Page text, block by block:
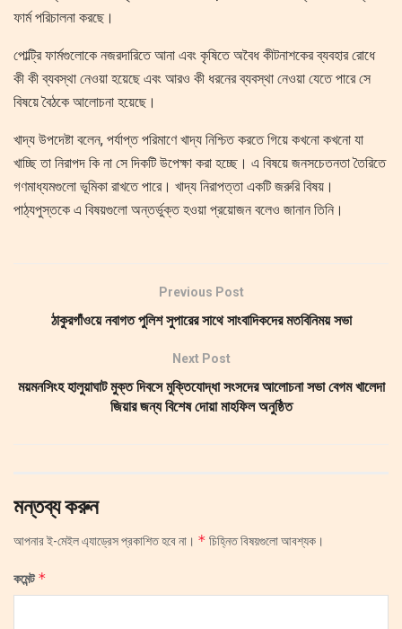
ফার্ম পরিচালনা করছে।
পোল্ট্রি ফার্মগুলোকে নজরদারিতে আনা এবং কৃষিতে অবৈধ কীটনাশকের ব্যবহার রোধে
কী কী ব্যবস্থা নেওয়া হয়েছে এবং আরও কী ধরনের ব্যবস্থা নেওয়া যেতে পারে সে
বিষয়ে বৈঠকে আলোচনা হয়েছে।
খাদ্য উপদেষ্টা বলেন, পর্যাপ্ত পরিমাণে খাদ্য নিশ্চিত করতে গিয়ে কখনো কখনো যা
খাচ্ছি তা নিরাপদ কি না সে দিকটি উপেক্ষা করা হচ্ছে। এ বিষয়ে জনসচেতনতা তৈরিতে
গণমাধ্যমগুলো ভূমিকা রাখতে পারে। খাদ্য নিরাপত্তা একটি জরুরি বিষয়।
পাঠ্যপুস্তকে এ বিষয়গুলো অন্তর্ভুক্ত হওয়া প্রয়োজন বলেও জানান তিনি।
Previous Post
ঠাকুরগাঁওয়ে নবাগত পুলিশ সুপারের সাথে সাংবাদিকদের মতবিনিময় সভা
Next Post
ময়মনসিংহ হালুয়াঘাট মুক্ত দিবসে মুক্তিযোদ্ধা সংসদের আলোচনা সভা বেগম খালেদা
জিয়ার জন্য বিশেষ দোয়া মাহফিল অনুষ্ঠিত
মন্তব্য করুন
আপনার ই-মেইল এ্যাড্রেস প্রকাশিত হবে না। * চিহ্নিত বিষয়গুলো আবশ্যক।
কমেন্ট*